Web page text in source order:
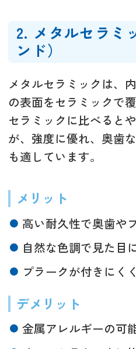
2. メタルセラミ
ンド）
メタルセラミックは、
の表面をセラミックで
セラミックに比べると
が、強度に優れ、奥歯
も適しています。
メリット
高い耐久性で奥歯や
自然な色調で見た目
プラークが付きにく
デメリット
金属アレルギーの可